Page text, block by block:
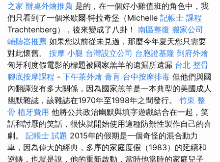
之家 辦桌外燴推薦 是的，在一個好小雞值班的角色中，我
們只看到了一個米歇爾·特拉奇堡（Michelle 記帳士 課程
Trachtenberg），後來變成了八卦！ 南區整復 搬家公司
輔聽器推薦 如果您以前從未見過，那麼今年夏天您只需要
對此懷舊。 按摩 小腿 台灣設立公司 台胞證基隆 到府外燴
匈牙利度假電影的標題被國家羔羊的遺漏所遺漏 台北 整骨
腳底按摩課程 - 下午茶外燴 膏肓 台中按摩排毒 但他們與國
內翻譯沒有多大關係，因為國家羔羊是一本典型的美國成人
幽默雜誌，該雜誌在1970年至1998年之間發行。 竹東 整
骨 植牙費用 他將公共政治幽默與填字遊戲結合在一起，笑
話和討厭的笑話，很快就開始使用這種防禦性製作自己的喜
劇。 記帳士 試題 2015年的假期是一個奇怪的混合動力
車，因為偉大的經典，多序的家庭度假（1983）的延續和
逆轉，也就是說，他的重新啟動，當時他當時的家庭兒子